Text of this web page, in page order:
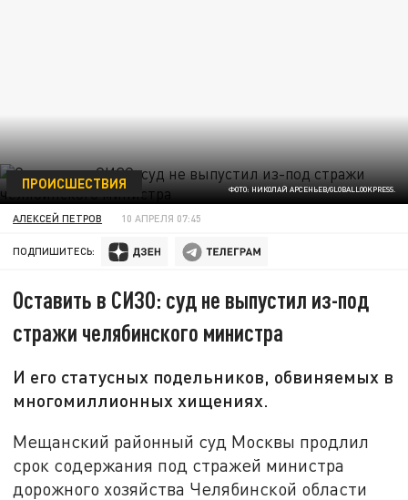
ФОТО: НИКОЛАЙ АРСЕНЬЕВ/GLOBALLOOKPRESS.
ПРОИСШЕСТВИЯ
АЛЕКСЕЙ ПЕТРОВ 10 АПРЕЛЯ 07:45
ПОДПИШИТЕСЬ:
Оставить в СИЗО: суд не выпустил из-под
стражи челябинского министра
И его статусных подельников, обвиняемых в
многомиллионных хищениях.
Мещанский районный суд Москвы продлил
срок содержания под стражей министра
дорожного хозяйства Челябинской области